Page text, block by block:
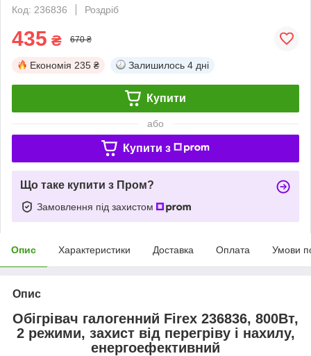
Код: 236836
Роздріб
435 ₴ 670 ₴
Економія 235 ₴ Залишилось 4 дні
Купити
або
Купити з
Що таке купити з Пром?
Замовлення під захистом
Опис Характеристики Доставка Оплата Умови
Опис
Обігрівач галогенний Firex 236836, 800Вт,
2 режими, захист від перегріву і нахилу,
енергоефективний